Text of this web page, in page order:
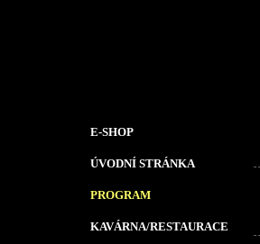
E-SHOP
ÚVODNÍ STRÁNKA
PROGRAM
KAVÁRNA/RESTAURACE